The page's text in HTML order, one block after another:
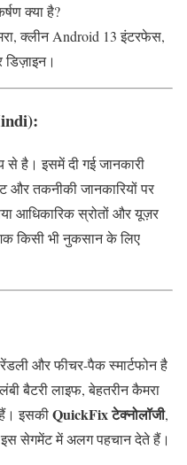
क्या है?
क्लीन Android 13 इंटरफेस,
है। इसमें दी गई जानकारी
और तकनीकी जानकारियों पर
आधिकारिक स्रोतों और यूज़र
किसी भी नुकसान के लिए
और फीचर-पैक स्मार्टफोन है
बैटरी लाइफ, बेहतरीन कैमरा
इसकीQuickFix टेक्नोलॉजी,
सेगमेंट में अलग पहचान देते हैं।